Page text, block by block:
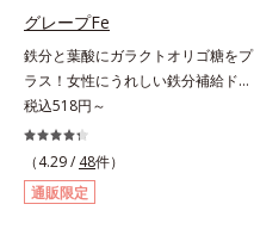
クリアな1日のスタートに「ビタミ
ンA＆ルテイン」、紫外線を気にか
ける女性こそ不足しやすい栄養素を
チャージして、安定した美しさをサ
ポートする「カルシウム＆ビタミン
D」の全６種類。体の中からキレイ
の土台を整え、美しさの次の一歩を
引き出します。水なしでOK、持ち
グレープFe
鉄分と葉酸にガラクトオリゴ糖をプ
ラス！女性にうれしい鉄分補給ドリ
ンク。1本に、ほうれん草約2.1束分
(*)の鉄分と、葉酸とガラクトオリゴ
糖を配合した、飲みやすい鉄分補給
ドリンクです。女性特有の周期をラ
クにサポートする3つの成分を凝縮
税込518円～
（4.29 / 48件）
通販限定